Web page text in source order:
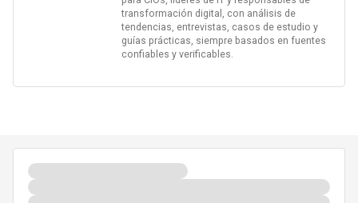
transformación digital, con análisis de
tendencias, entrevistas, casos de estudio y
guías prácticas, siempre basados en fuentes
confiables y verificables.